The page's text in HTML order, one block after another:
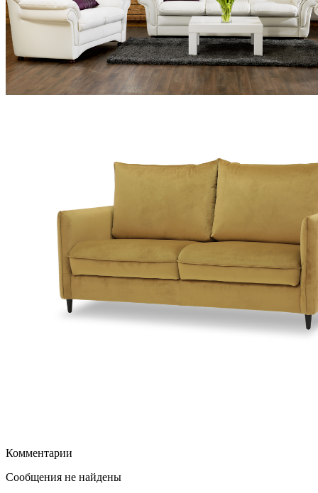
Комментарии
Сообщения не найдены